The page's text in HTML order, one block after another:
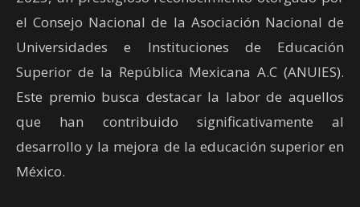
el Consejo Nacional de la Asociación Nacional de
Universidades e Instituciones de Educación
Superior de la República Mexicana A.C (ANUIES).
Este premio busca destacar la labor de aquellos
que han contribuido significativamente al
desarrollo y la mejora de la educación superior en
México.